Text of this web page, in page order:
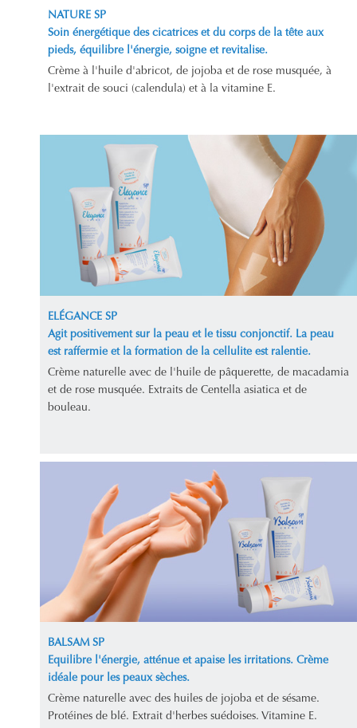
NATURE SP
Soin énergétique des cicatrices et du corps de la tête aux
pieds, équilibre l'énergie, soigne et revitalise.
Crème à l'huile d'abricot, de jojoba et de rose musquée, à
l'extrait de souci (calendula) et à la vitamine E.
ELÉGANCE SP
Agit positivement sur la peau et le tissu conjonctif. La peau
est raffermie et la formation de la cellulite est ralentie.
Crème naturelle avec de l'huile de pâquerette, de macadamia
et de rose musquée. Extraits de Centella asiatica et de
bouleau.
BALSAM SP
Equilibre l'énergie, atténue et apaise les irritations. Crème
idéale pour les peaux sèches.
Crème naturelle avec des huiles de jojoba et de sésame.
Protéines de blé. Extrait d'herbes suédoises. Vitamine E.